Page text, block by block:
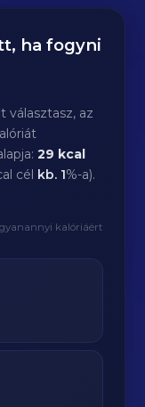
ha fogyni
választasz, az
29 kcal
cél kb. 1%-a).
kalóriáért